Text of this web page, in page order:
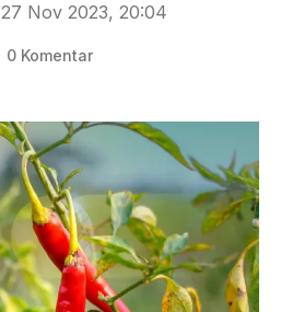
27 Nov 2023, 20:04
0Komentar